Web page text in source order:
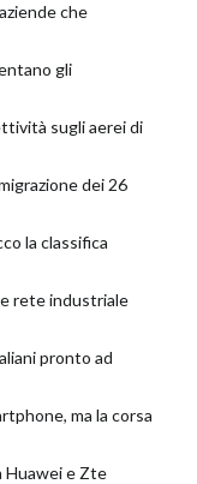
che
gli
sugli aerei di
dei 26
la classifica
rete industriale
pronto ad
ma la corsa
Huawei e Zte